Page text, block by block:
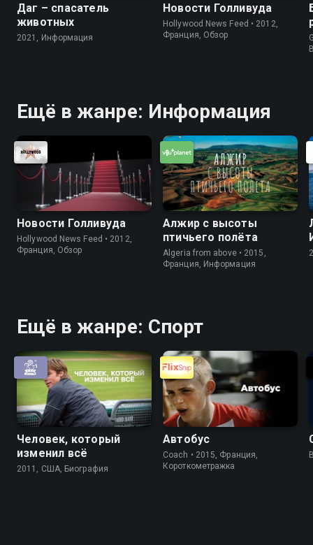
Даг – спасатель
животных
2021, Информация
Новости Голливуда
Hollywood News Feed • 2012,
Франция, Обзор
Ещё в жанре: Информация
Новости Голливуда
Hollywood News Feed • 2012,
Франция, Обзор
Алжир с высоты
птичьего полёта
Algeria from above • 2015,
Франция, Информация
Ещё в жанре: Спорт
Человек, который
изменил всё
2011, США, Биография
Автобус
Coach • 2015, Франция,
Короткометражка